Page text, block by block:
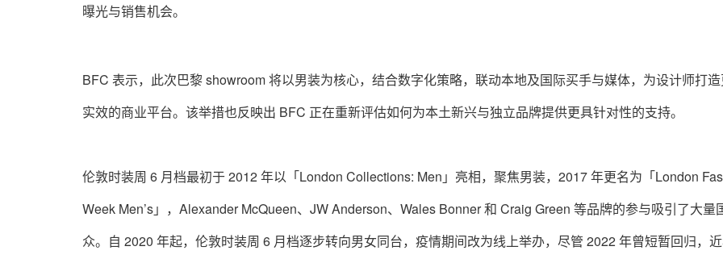
曝光与销售机会。
BFC 表示，此次巴黎 showroom 将以男装为核心，结合数字化策略，联动本地及国际买手与媒体，为设计师打
实效的商业平台。该举措也反映出 BFC 正在重新评估如何为本土新兴与独立品牌提供更具针对性的支持。
伦敦时装周 6 月档最初于 2012 年以「London Collections: Men」亮相，聚焦男装，2017 年更名为「London
Week Men’s」，Alexander McQueen、JW Anderson、Wales Bonner 和 Craig Green 等品牌的参与吸引了大量
众。自 2020 年起，伦敦时装周 6 月档逐步转向男女同台，疫情期间改为线上举办，尽管 2022 年曾短暂回归，